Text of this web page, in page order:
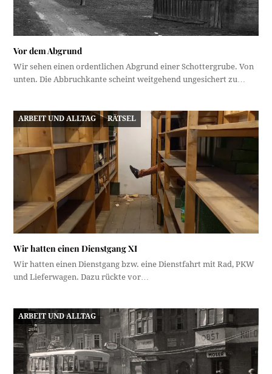
Vor dem Abgrund
Wir sehen einen ordentlichen Abgrund einer Schottergrube. Von
unten. Die Abbruchkante scheint weitgehend ungesichert zu…
ARBEIT UND ALLTAG RÄTSEL
Wir hatten einen Dienstgang XI
Wir hatten einen Dienstgang bzw. eine Dienstfahrt mit Rad, PKW
und Lieferwagen. Dazu rückte vor…
ARBEIT UND ALLTAG